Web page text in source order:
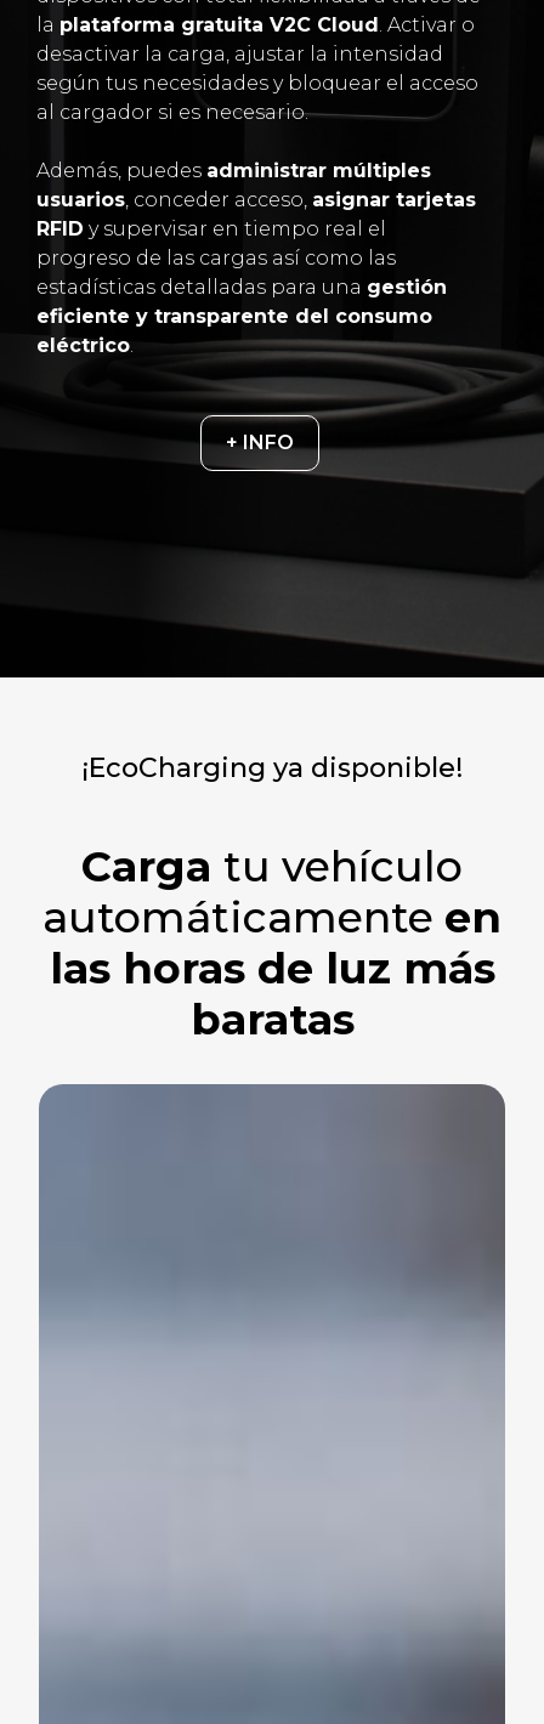
la plataforma gratuita V2C Cloud . Activar o
desactivar la carga, ajustar la intensidad
según tus necesidades y bloquear el acceso
al cargador si es necesario.
Además, puedes administrar múltiples
usuarios , conceder acceso, asignar tarjetas
RFID y supervisar en tiempo real el
progreso de las cargas así como las
estadísticas detalladas para una gestión
eficiente y transparente del consumo
eléctrico
+ INFO
¡EcoCharging ya disponible!
Carga tu vehículo
automáticamente en
las horas de luz más
baratas